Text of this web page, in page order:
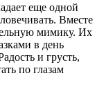
еще одной
Вместе
мимику. Их
в день
и грусть,
по глазам